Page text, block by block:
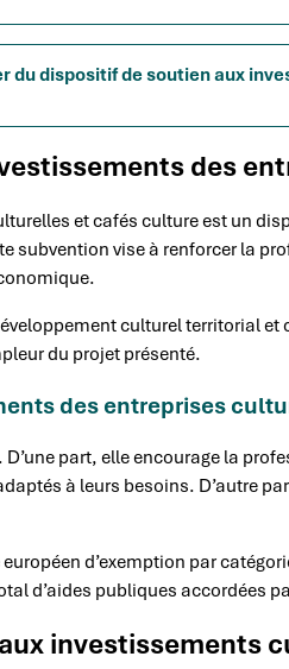
du dispositif de soutien aux
des
et cafés culture est un
subvention vise à renforcer la
culturel territorial
du projet présenté.
des entreprises
part, elle encourage la
à leurs besoins. D’autre
d’exemption par
d’aides publiques accordées
investissements